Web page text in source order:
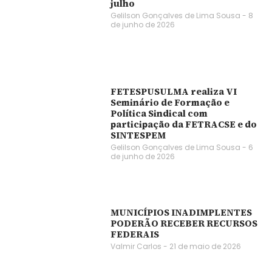
julho
Gelilson Gonçalves de Lima Sousa
8
de junho de 2026
FETESPUSULMA realiza VI
Seminário de Formação e
Política Sindical com
participação da FETRACSE e do
SINTESPEM
Gelilson Gonçalves de Lima Sousa
6
de junho de 2026
MUNICÍPIOS INADIMPLENTES
PODERÃO RECEBER RECURSOS
FEDERAIS
Valmir Carlos 21 de maio de 2026